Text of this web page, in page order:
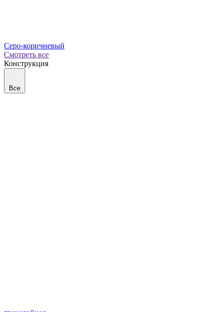
Серо-коричневый
Смотреть все
Конструкция
Все